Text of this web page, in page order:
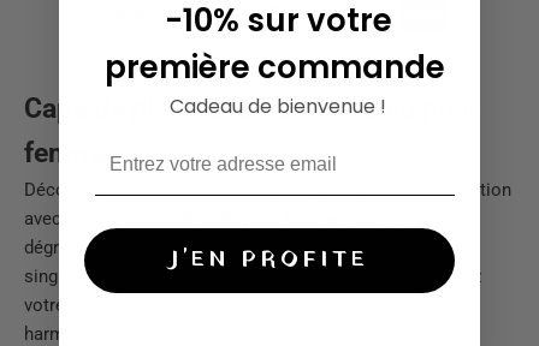
Cape de pluie rose verte et bleu pour
femme
Découvrez l'alliance parfaite de l'élégance et de la protection
avec notre
dégradés envoûtants de vert et bleu. Chic, artistique et
singulier, ce poncho redéfinit la mode pluvieuse. Affirmez
votre style avec cette pièce exceptionnelle, fusionnant
harmonieusement l'esthétique moderne à une
-10% sur votre
première commande
Cadeau de bienvenue !
J'EN PROFITE